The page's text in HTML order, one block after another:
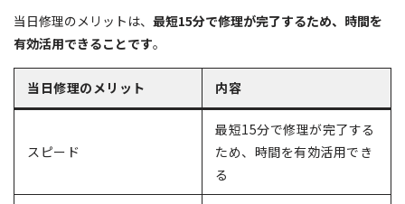
当日修理のメリットは、 最短15分で修理が完了するため、時間を
有効活用できることです。
当日修理のメリット 内容
スピード
最短15分で修理が完了する
ため、時間を有効活用でき
る